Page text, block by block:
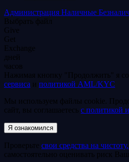
Администрация Наличные
Выбрать файл
Give
Get
Exchange
дней
часов
Нажимая кнопку "Продолжить" я
сервиса и политикой AML/KYC
Мы используем файлы coоkie.
сайт, вы соглашаетесь с политикой
Проверьте свои средства на чистоту.
самостоятельно оценивать риск